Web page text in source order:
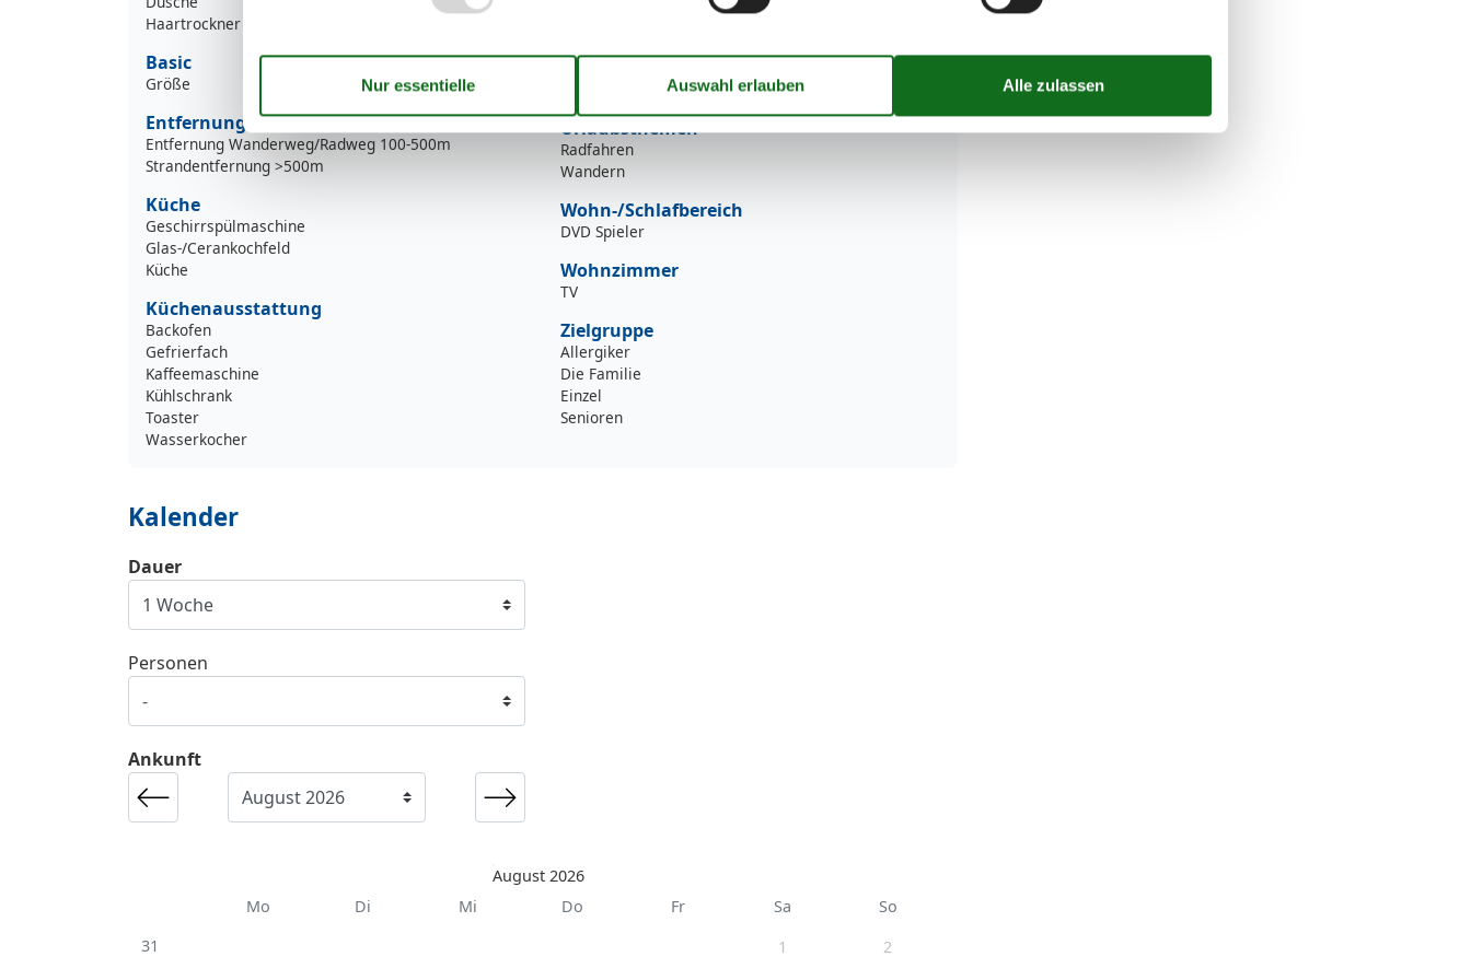
Haartrockner
Basic
Größe
Entfernung
Entfernung Wanderweg/Radweg 100-500m
Strandentfernung >500m
Küche
Geschirrspülmaschine
Glas-/Cerankochfeld
Küche
Küchenausstattung
Backofen
Gefrierfach
Kaffeemaschine
Kühlschrank
Toaster
Wasserkocher
Handtücher inkl.
Urlaubsthemen
Radfahren
Wandern
Wohn-/Schlafbereich
DVD Spieler
Wohnzimmer
TV
Zielgruppe
Allergiker
Die Familie
Einzel
Senioren
Kalender
Ankunft
August 2026
Mo
Di Mi Do Fr Sa
So
31
1
2
Dauer
Personen